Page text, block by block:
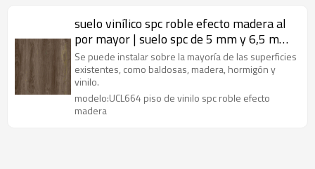
suelo vinílico spc roble efecto madera al
por mayor | suelo spc de 5 mm y 6,5 mm |
Hotel de pisos de tablones spc de
materiales de construcción
Se puede instalar sobre la mayoría de las superficies
existentes, como baldosas, madera, hormigón y
vinilo.
modelo:UCL664 piso de vinilo spc roble efecto
madera